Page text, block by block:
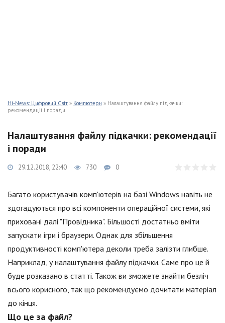
Hi-News: Цифровий Світ » Компютери » Налаштування файлу підкачки:
рекомендації і поради
Налаштування файлу підкачки: рекомендації
і поради
29.12.2018, 22:40 730 0
Багато користувачів комп'ютерів на базі Windows навіть не
здогадуються про всі компоненти операційної системи, які
приховані далі "Провідника". Більшості достатньо вміти
запускати ігри і браузери. Однак для збільшення
продуктивності комп'ютера деколи треба залізти глибше.
Наприклад, у налаштування файлу підкачки. Саме про це й
буде розказано в статті. Також ви зможете знайти безліч
всього корисного, так що рекомендуємо дочитати матеріал
до кінця.
Що це за файл?